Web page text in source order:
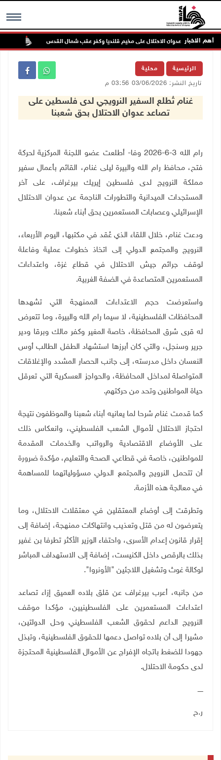
MENU أهم الاخبار
الرئيسية محلية
تاريخ النشر: 03/06/2026 03:56 م
غنام تُطلع السفير النرويجي لدى فلسطين على
تصاعد عدوان الاحتلال بحق شعبنا
رام الله 3-6-2026 وفا- أطلعت عضو اللجنة المركزية لحركة
فتح، محافظ رام الله والبيرة ليلى غنام، القائم بأعمال سفير
مملكة النرويج لدى فلسطين إيريك بيرغراف، على آخر
المستجدات الميدانية والتطورات الناجمة عن عدوان الاحتلال
الإسرائيلي وعصابات المستعمرين بحق أبناء شعبنا.
ودعت غنام، خلال اللقاء الذي عُقد في مكتبها، اليوم الأربعاء،
النرويج والمجتمع الدولي إلى اتخاذ خطوات عملية وفاعلة
لوقف جرائم جيش الاحتلال في قطاع غزة، واعتداءات
المستعمرين المتصاعدة في الضفة الغربية.
واستعرضت حجم الاعتداءات الممنهجة التي تشهدها
المحافظات الفلسطينية، لا سيما رام الله والبيرة، وما تتعرض
له قرى شرق المحافظة، خاصة المغير وكفر مالك وبرقا ودير
جرير وسنجل، والتي كان أبرزها استشهاد الطفل الطالب أوس
النعسان داخل مدرسته، إلى جانب الحصار المشدد والإغلاقات
المتواصلة لمداخل المحافظة، والحواجز العسكرية التي تعرقل
حياة المواطنين وتحد من حركتهم.
كما قدمت غنام شرحا لما يعانيه أبناء شعبنا والموظفون نتيجة
احتجاز الاحتلال لأموال الشعب الفلسطيني، وانعكاس ذلك
على الأوضاع الاقتصادية والرواتب والخدمات المقدمة
للمواطنين، خاصة في قطاعي الصحة والتعليم، مؤكدة ضرورة
أن تتحمل النرويج والمجتمع الدولي مسؤولياتهما للمساهمة
في معالجة هذه الأزمة.
وتطرقت إلى أوضاع المعتقلين في معتقلات الاحتلال، وما
يتعرضون له من قتل وتعذيب وانتهاكات ممنهجة، إضافة إلى
إقرار قانون إعدام الأسرى، واحتفاء الوزير الأكثر تطرفا بن غفير
بذلك بالرقص داخل الكنيست، إضافة إلى الاستهداف المباشر
لوكالة غوث وتشغيل اللاجئين "الأونروا".
من جانبه، أعرب بيرغراف عن قلق بلاده العميق إزاء تصاعد
اعتداءات المستعمرين على الفلسطينيين، مؤكدا موقف
النرويج الداعم لحقوق الشعب الفلسطيني وحل الدولتين،
مشيرا إلى أن بلاده تواصل دعمها للحقوق الفلسطينية، وتبذل
جهودا للضغط باتجاه الإفراج عن الأموال الفلسطينية المحتجزة
لدى حكومة الاحتلال.
ـــــ
ر.ح